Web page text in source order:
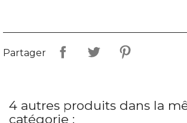
Partager
4 autres produits dans la
catégorie :